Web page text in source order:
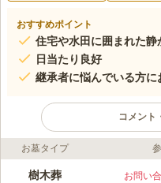
おすすめポイント
住宅や水田に囲まれた静
日当たり良好
継承者に悩んでいる方に
コメント
ライフドット編集部のコメント
草津メモリアルパーク
お墓タイプ
樹木葬 お問い